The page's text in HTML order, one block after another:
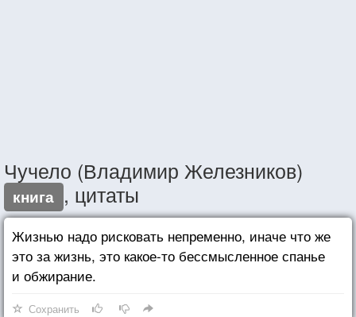
Чучело (Владимир Железников)
книга , цитаты
Жизнью надо рисковать непременно, иначе что же
это за жизнь, это какое-то бессмысленное спанье
и обжирание.
Сохранить